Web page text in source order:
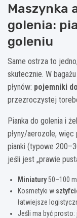
Maszynka
golenia:
goleniu
Same ostrza to
skutecznie. W
płynów: pojemniki
przezroczystej
Pianka do golenia i
płyny/aerozole,
pianki (typowe
jeśli jest „prawie
Miniatury50–100
Kosmetyki w
łatwiejsze
Jeśli ma być prosto: